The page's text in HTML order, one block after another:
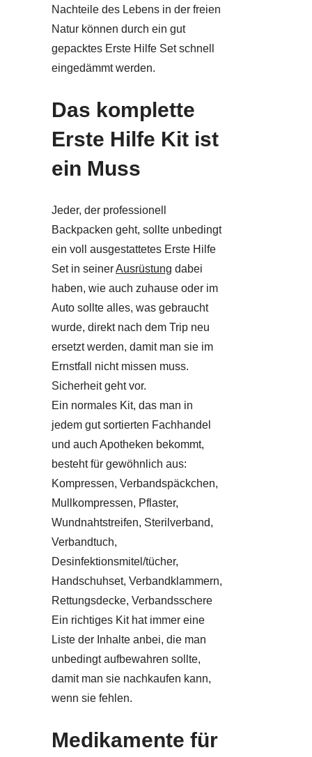
Nachteile des Lebens in der freien
Natur können durch ein gut
gepacktes Erste Hilfe Set schnell
eingedämmt werden.
Das komplette
Erste Hilfe Kit ist
ein Muss
Jeder, der professionell
Backpacken geht, sollte unbedingt
ein voll ausgestattetes Erste Hilfe
Set in seinerAusrüstung dabei
haben, wie auch zuhause oder im
Auto sollte alles, was gebraucht
wurde, direkt nach dem Trip neu
ersetzt werden, damit man sie im
Ernstfall nicht missen muss.
Sicherheit geht vor.
Ein normales Kit, das man in
jedem gut sortierten Fachhandel
und auch Apotheken bekommt,
besteht für gewöhnlich aus:
Kompressen, Verbandspäckchen,
Mullkompressen, Pflaster,
Wundnahtstreifen, Sterilverband,
Verbandtuch,
Desinfektionsmitel/tücher,
Handschuhset, Verbandklammern,
Rettungsdecke, Verbandsschere
Ein richtiges Kit hat immer eine
Liste der Inhalte anbei, die man
unbedingt aufbewahren sollte,
damit man sie nachkaufen kann,
wenn sie fehlen.
Medikamente für